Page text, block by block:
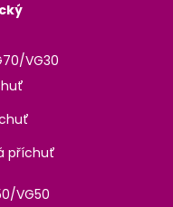
VG30
příchuť
VG50